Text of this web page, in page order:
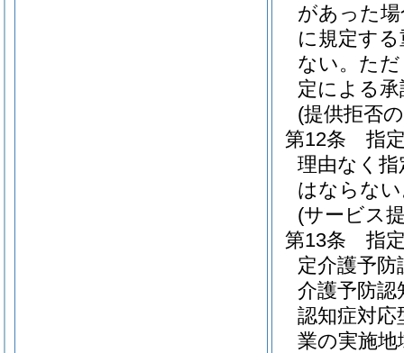
があった
に規定す
ない。 た
定による
(提供拒否
第12条
指
理由なく指
はならな
(サービス
第13条
指
定介護予防
介護予防認
認知症対応
業の実施地